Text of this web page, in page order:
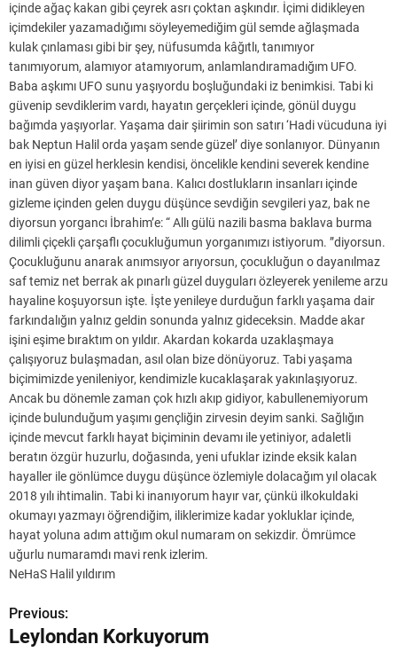
içinde ağaç kakan gibi çeyrek asrı çoktan aşkındır. İçimi didikleyen
içimdekiler yazamadığımı söyleyemediğim gül semde ağlaşmada
kulak çınlaması gibi bir şey, nüfusumda kâğıtlı, tanımıyor
tanımıyorum, alamıyor atamıyorum, anlamlandıramadığım UFO.
Baba aşkımı UFO sunu yaşıyordu boşluğundaki iz benimkisi. Tabi ki
güvenip sevdiklerim vardı, hayatın gerçekleri içinde, gönül duygu
bağımda yaşıyorlar. Yaşama dair şiirimin son satırı ‘Hadi vücuduna iyi
bak Neptun Halil orda yaşam sende güzel’ diye sonlanıyor. Dünyanın
en iyisi en güzel herklesin kendisi, öncelikle kendini severek kendine
inan güven diyor yaşam bana. Kalıcı dostlukların insanları içinde
gizleme içinden gelen duygu düşünce sevdiğin sevgileri yaz, bak ne
diyorsun yorgancı İbrahim’e: “ Allı gülü nazili basma baklava burma
dilimli çiçekli çarşaflı çocukluğumun yorganımızı istiyorum. ”diyorsun.
Çocukluğunu anarak anımsıyor arıyorsun, çocukluğun o dayanılmaz
saf temiz net berrak ak pınarlı güzel duyguları özleyerek yenileme arzu
hayaline koşuyorsun işte. İşte yenileye durduğun farklı yaşama dair
farkındalığın yalnız geldin sonunda yalnız gideceksin. Madde akar
işini eşime bıraktım on yıldır. Akardan kokarda uzaklaşmaya
çalışıyoruz bulaşmadan, asıl olan bize dönüyoruz. Tabi yaşama
biçimimizde yenileniyor, kendimizle kucaklaşarak yakınlaşıyoruz.
Ancak bu dönemle zaman çok hızlı akıp gidiyor, kabullenemiyorum
içinde bulunduğum yaşımı gençliğin zirvesin deyim sanki. Sağlığın
içinde mevcut farklı hayat biçiminin devamı ile yetiniyor, adaletli
beratın özgür huzurlu, doğasında, yeni ufuklar izinde eksik kalan
hayaller ile gönlümce duygu düşünce özlemiyle dolacağım yıl olacak
2018 yılı ihtimalin. Tabi ki inanıyorum hayır var, çünkü ilkokuldaki
okumayı yazmayı öğrendiğim, iliklerimize kadar yokluklar içinde,
hayat yoluna adım attığım okul numaram on sekizdir. Ömrümce
uğurlu numaramdı mavi renk izlerim.
NeHaS Halil yıldırım
Y
Previous:
Leylondan Korkuyorum